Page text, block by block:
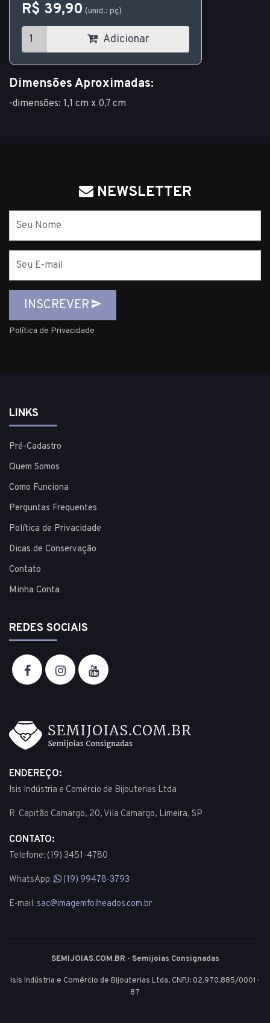
R$ 39,90 (unid.: pç)
Adicionar
Dimensões Aproximadas:
-dimensões: 1,1 cm x 0,7 cm
NEWSLETTER
mail
INSCREVER
Política de Privacidade
LINKS
Pré-Cadastro
Quem Somos
Como Funciona
Perguntas Frequentes
Política de Privacidade
Dicas de Conservação
Contato
Minha Conta
REDES SOCIAIS
ENDEREÇO:
Isis Indústria e Comércio de Bijouterias Ltda
R. Capitão Camargo, 20, Vila Camargo, Limeira, SP
CONTATO:
Telefone: (19) 3451-4780
WhatsApp: (19) 99478-3793
E-mail: sac@imagemfolheados.com.br
SEMIJOIAS.COM.BR - Semijoias Consignadas
Isis Indústria e Comércio de Bijouterias Ltda, CNPJ: 02.970.885/0001-
87